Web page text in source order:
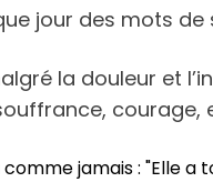
jour des mots de
la douleur et
courage,
jamais : "Elle a